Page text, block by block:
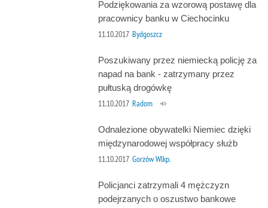
Podziękowania za wzorową postawę dla
pracownicy banku w Ciechocinku
11.10.2017 Bydgoszcz
Poszukiwany przez niemiecką policję za
napad na bank - zatrzymany przez
pułtuską drogówkę
11.10.2017 Radom
Odnalezione obywatelki Niemiec dzięki
międzynarodowej współpracy służb
11.10.2017 Gorzów Wlkp.
Policjanci zatrzymali 4 mężczyzn
podejrzanych o oszustwo bankowe